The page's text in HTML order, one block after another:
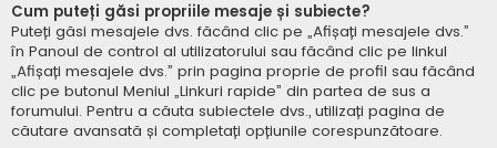
Cum puteți găsi propriile mesaje și subiecte?
Puteți găsi mesajele dvs. făcând clic pe „Afișați mesajele dvs.”
în Panoul de control al utilizatorului sau făcând clic pe linkul
„Afișați mesajele dvs.” prin pagina proprie de profil sau făcând
clic pe butonul Meniul „Linkuri rapide” din partea de sus a
forumului. Pentru a căuta subiectele dvs., utilizați pagina de
căutare avansată și completați opțiunile corespunzătoare.